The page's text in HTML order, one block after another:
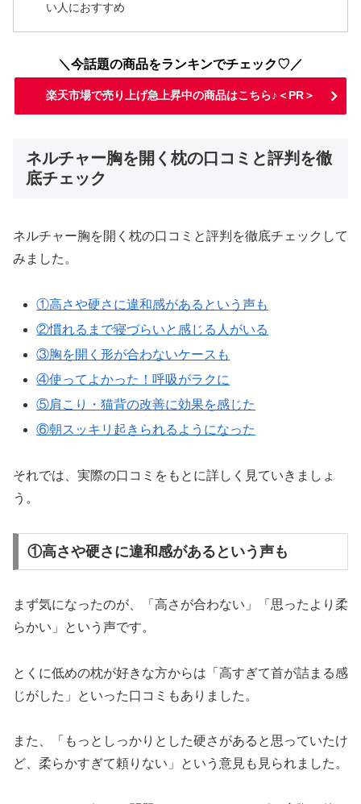
い人におすすめ
＼今話題の商品をランキンでチェック♡／
楽天市場で売り上げ急上昇中の商品はこちら♪＜PR＞
ネルチャー胸を開く枕の口コミと評判を徹
底チェック
ネルチャー胸を開く枕の口コミと評判を徹底チェックして
みました。
①高さや硬さに違和感があるという声も
②慣れるまで寝づらいと感じる人がいる
③胸を開く形が合わないケースも
④使ってよかった！呼吸がラクに
⑤肩こり・猫背の改善に効果を感じた
⑥朝スッキリ起きられるようになった
それでは、実際の口コミをもとに詳しく見ていきましょ
う。
①高さや硬さに違和感があるという声も
まず気になったのが、「高さが合わない」「思ったより柔
らかい」という声です。
とくに低めの枕が好きな方からは「高すぎて首が詰まる感
じがした」といった口コミもありました。
また、「もっとしっかりとした硬さがあると思っていたけ
ど、柔らかすぎて頼りない」という意見も見られました。